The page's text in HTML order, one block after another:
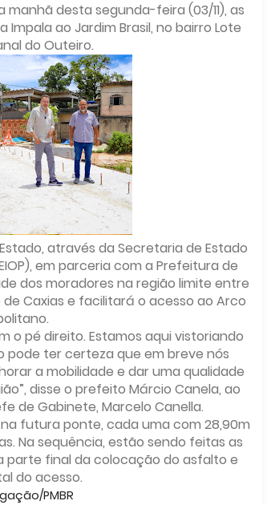
desta segunda-feira (03/11), as
ao Jardim Brasil, no bairro Lote
do Outeiro.
através da Secretaria de Estado
em parceria com a Prefeitura de
dos moradores na região limite entre
Caxias e facilitará o acesso ao Arco
o pé direito. Estamos aqui vistoriando
ter certeza que em breve nós
a mobilidade e dar uma qualidade
disse o prefeito Márcio Canela, ao
de Gabinete, Marcelo Canella.
futura ponte, cada uma com 28,90m
Na sequência, estão sendo feitas as
parte final da colocação do asfalto e
do acesso.
PMBR